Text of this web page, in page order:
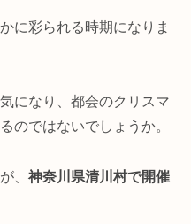
に彩られる時期になりま
になり、都会のクリスマ
のではないでしょうか。
、 神奈川県清川村で開催